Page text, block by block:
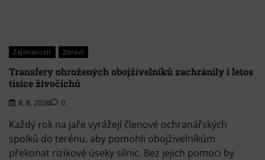
Zajímavosti Zdraví
Transfery ohrožených obojživelníků zachránily i letos
tisíce živočichů
8. 8. 2026 0
Každý rok na jaře vyrážejí členové ochranářských
spolků do terénu, aby pomohli obojživelníkům
překonat rizikové úseky silnic. Bez jejich pomoci by